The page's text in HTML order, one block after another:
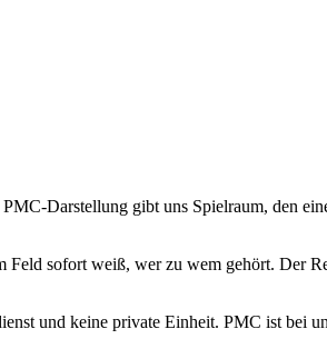
Darstellung gibt uns Spielraum, den
sofort weiß, wer zu wem gehört. Der
und keine private Einheit. PMC ist bei